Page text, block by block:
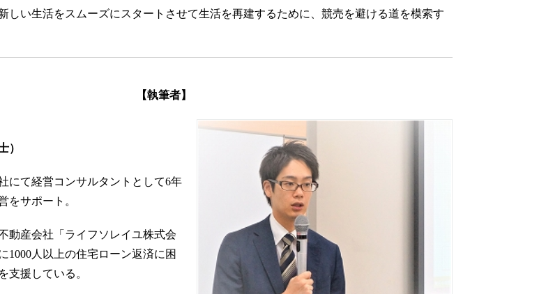
しい生活をスムーズにスタートさせて生活を再建するために、競売を避ける道を模索す
【執筆者】
）
にて経営コンサルタントとして6年
をサポート。
動産会社「ライフソレイユ株式会
1000人以上の住宅ローン返済に困
支援している。